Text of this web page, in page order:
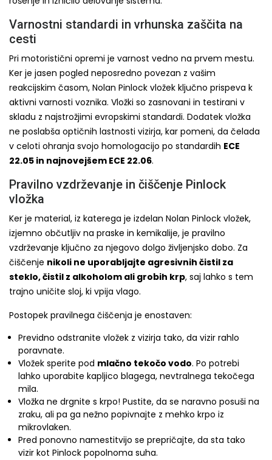
Varnostni standardi in vrhunska zaščita na
cesti
Pri motoristični opremi je varnost vedno na prvem mestu.
Ker je jasen pogled neposredno povezan z vašim
reakcijskim časom, Nolan Pinlock vložek ključno prispeva k
aktivni varnosti voznika. Vložki so zasnovani in testirani v
skladu z najstrožjimi evropskimi standardi. Dodatek vložka
ne poslabša optičnih lastnosti vizirja, kar pomeni, da čelada
v celoti ohranja svojo homologacijo po standardih ECE
22.05 in najnovejšem ECE 22.06.
Pravilno vzdrževanje in čiščenje Pinlock
vložka
Ker je material, iz katerega je izdelan Nolan Pinlock vložek,
izjemno občutljiv na praske in kemikalije, je pravilno
vzdrževanje ključno za njegovo dolgo življenjsko dobo. Za
čiščenje nikoli ne uporabljajte agresivnih čistil za
steklo, čistil z alkoholom ali grobih krp, saj lahko s tem
trajno uničite sloj, ki vpija vlago.
Postopek pravilnega čiščenja je enostaven:
Previdno odstranite vložek z vizirja tako, da vizir rahlo
poravnate.
Vložek sperite pod mlačno tekočo vodo. Po potrebi
lahko uporabite kapljico blagega, nevtralnega tekočega
mila.
Vložka ne drgnite s krpo! Pustite, da se naravno posuši na
zraku, ali pa ga nežno popivnajte z mehko krpo iz
mikrovlaken.
Pred ponovno namestitvijo se prepričajte, da sta tako
vizir kot Pinlock popolnoma suha.